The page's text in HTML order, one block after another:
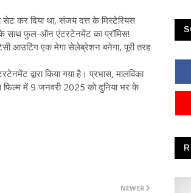
सेट कर दिया था, संजय दत्त के मिस्टेरियस
के साथ फुल-ऑन एंटरटेनमेंट का प्रॉमिस!
आउटिंग एक मेगा सेलेब्रेशन बनेगा, पूरी तरह
द्वारा किया गया है। प्रभास, मालविका
फिल्म में 9 जनवरी 2025 को दुनिया भर के
NEWER